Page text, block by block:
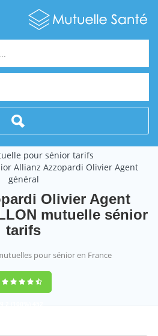
pour sénior tarifs
Allianz Azzopardi Olivier Agent
général
Olivier Agent
mutuelle sénior
tarifs
pour sénior en France
9,2(100%)452